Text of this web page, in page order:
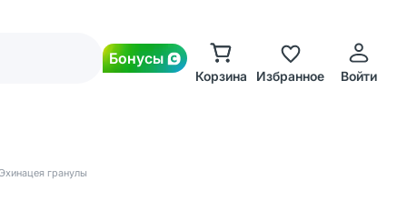
Бонусы
Корзина Избранное Войти
гранулы